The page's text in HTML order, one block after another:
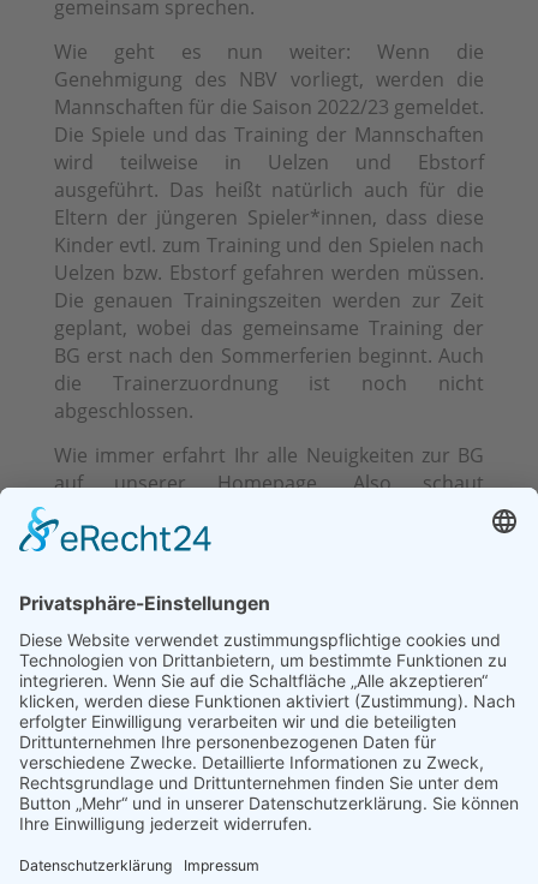
gemeinsam sprechen.
Wie geht es nun weiter: Wenn die
Genehmigung des NBV vorliegt, werden die
Mannschaften für die Saison 2022/23 gemeldet.
Die Spiele und das Training der Mannschaften
wird teilweise in Uelzen und Ebstorf
ausgeführt. Das heißt natürlich auch für die
Eltern der jüngeren Spieler*innen, dass diese
Kinder evtl. zum Training und den Spielen nach
Uelzen bzw. Ebstorf gefahren werden müssen.
Die genauen Trainingszeiten werden zur Zeit
geplant, wobei das gemeinsame Training der
BG erst nach den Sommerferien beginnt. Auch
die Trainerzuordnung ist noch nicht
abgeschlossen.
Wie immer erfahrt Ihr alle Neuigkeiten zur BG
auf unserer Homepage. Also schaut
Newsletter an. Diese Homepage wird weiterhin
nach und nach Anpassungen vorgenommen,
die den Bezug zur neuen
Basketballgemeinschaft wieder spiegeln!
Wir benötigen auch weiterhin noch
ehrenamtliche Helfer, Trainer usw..
Vielleicht fühlt Ihr Euch ja angesprochen
oder kennt Jemanden, der Lust hat ein Teil
der neuen Basketballgemeinschaft zu
werden. Meldet Euch einfach bei uns, wir
freuen uns auf Euch!